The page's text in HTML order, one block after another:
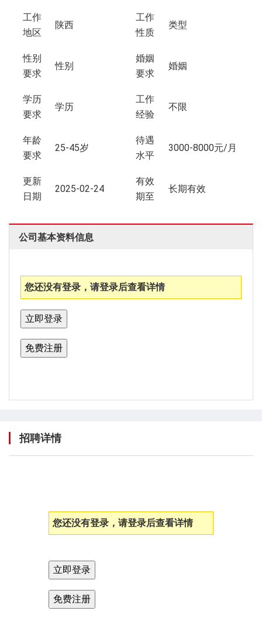
工作
地区
陕西
工作
性质
类型
性别
要求
性别
婚姻
要求
婚姻
学历
要求
学历
工作
经验
不限
年龄
要求
25-45岁
待遇
水平
3000-8000元/月
更新
日期
2025-02-24
有效
期至
长期有效
公司基本资料信息
您还没有登录，请登录后查看详情
招聘详情
您还没有登录，请登录后查看详情